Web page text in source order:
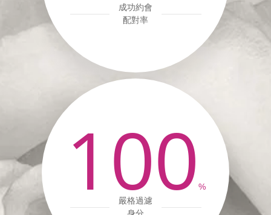
成功約會
配對率
100 %
嚴格過濾